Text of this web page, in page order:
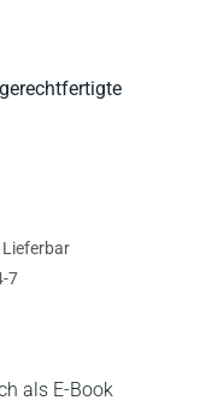
als E-Book
Lieferbar
7